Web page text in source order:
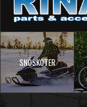
SNÖSKOTER